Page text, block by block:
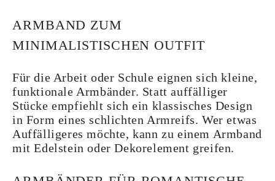
ARMBAND ZUM
MINIMALISTISCHEN OUTFIT
Für die Arbeit oder Schule eignen sich kleine,
funktionale Armbänder. Statt auffälliger
Stücke empfiehlt sich ein klassisches Design
in Form eines schlichten Armreifs. Wer etwas
Auffälligeres möchte, kann zu einem Armband
mit Edelstein oder Dekorelement greifen.